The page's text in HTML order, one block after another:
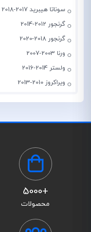
سوناتا هیبرید 2017-2018
گرنجور 2012-2014
گرنجور 2018-2020
ورنا 2003-2007
ولستر 2014-2016
ویراکروز 2010-2013
+5000
محصولات